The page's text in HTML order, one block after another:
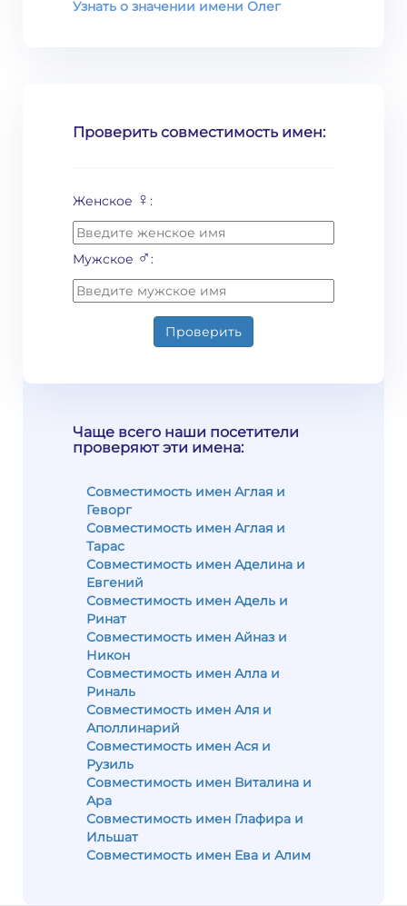
Узнать о значении имени Олег
Проверить совместимость имен:
Женское ♀ :
Мужское ♂:
Проверить
Чаще всего наши посетители
проверяют эти имена:
Совместимость имен Аглая и
Геворг
Совместимость имен Аглая и
Тарас
Совместимость имен Аделина и
Евгений
Совместимость имен Адель и
Ринат
Совместимость имен Айназ и
Никон
Совместимость имен Алла и
Риналь
Совместимость имен Аля и
Аполлинарий
Совместимость имен Ася и
Рузиль
Совместимость имен Виталина и
Ара
Совместимость имен Глафира и
Ильшат
Совместимость имен Ева и Алим